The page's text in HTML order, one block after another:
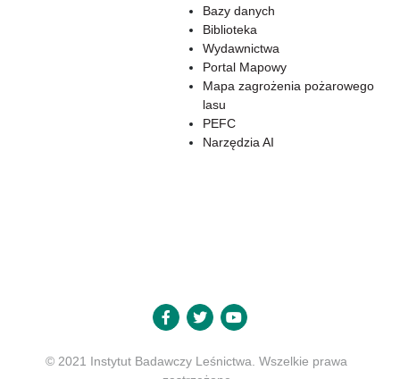
Bazy danych
Biblioteka
Wydawnictwa
Portal Mapowy
Mapa zagrożenia pożarowego
lasu
PEFC
Narzędzia AI
© 2021 Instytut Badawczy Leśnictwa. Wszelkie prawa